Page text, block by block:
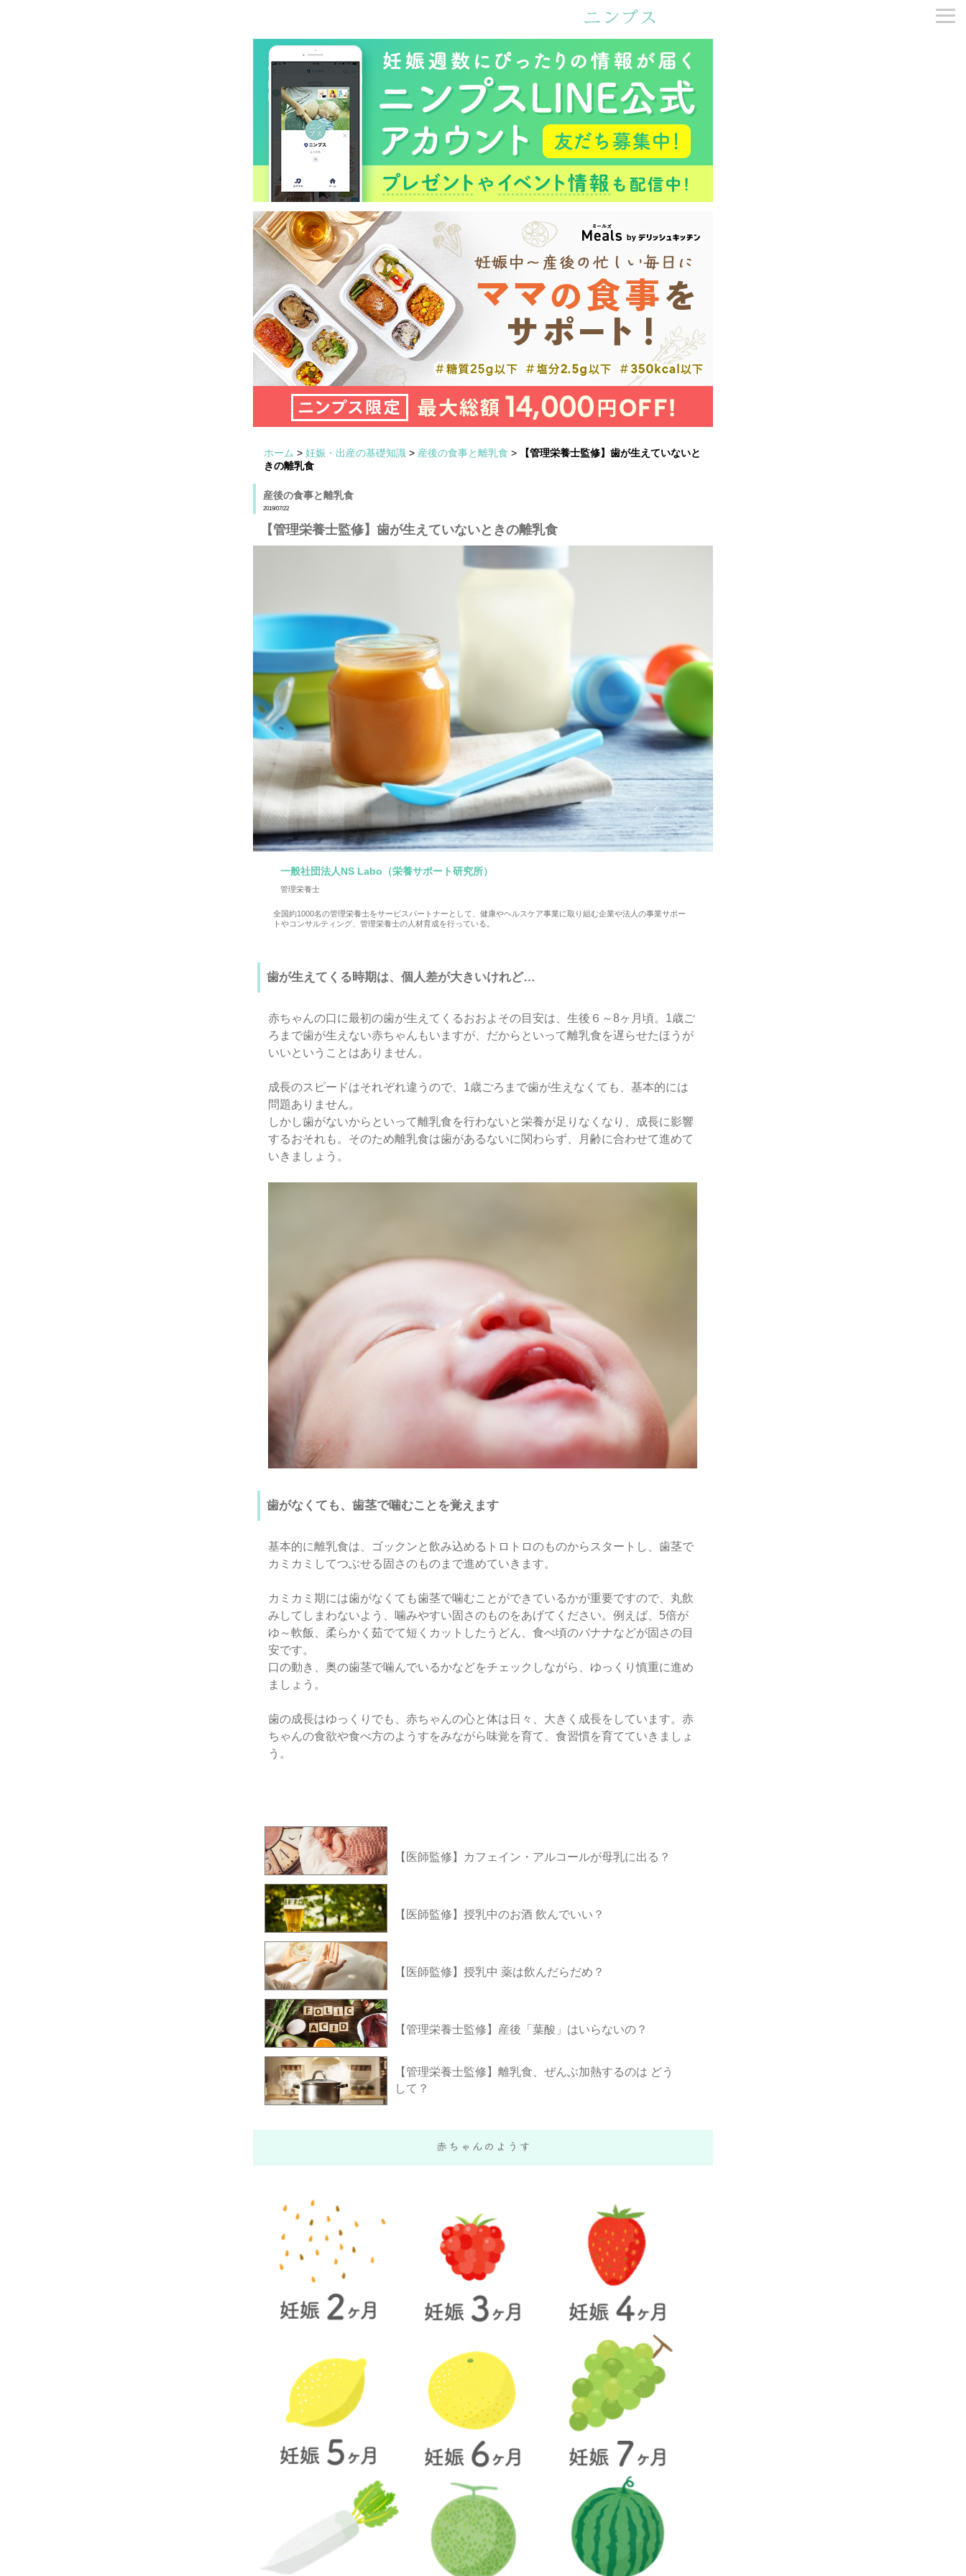
ホーム > 妊娠・出産の基礎知識 > 産後の食事と離乳食 >
【管理栄養士監修】歯が生えていないと
きの離乳食
産後の食事と離乳食
2019/07/22
【管理栄養士監修】歯が生えていないときの離乳食
一般社団法人NS Labo（栄養サポート研究所）
管理栄養士
全国約1000名の管理栄養士をサービスパートナーとして、健康やヘルスケア事業に取り組む企業や法人の事業サポー
トやコンサルティング、管理栄養士の人材育成を行っている。
歯が生えてくる時期は、個人差が大きいけれど…
赤ちゃんの口に最初の歯が生えてくるおおよその目安は、生後６～8ヶ月頃。1歳ご
ろまで歯が生えない赤ちゃんもいますが、だからといって離乳食を遅らせたほうが
いいということはありません。
成長のスピードはそれぞれ違うので、1歳ごろまで歯が生えなくても、基本的には
問題ありません。
しかし歯がないからといって離乳食を行わないと栄養が足りなくなり、成長に影響
するおそれも。そのため離乳食は歯があるないに関わらず、月齢に合わせて進めて
いきましょう。
歯がなくても、歯茎で噛むことを覚えます
基本的に離乳食は、ゴックンと飲み込めるトロトロのものからスタートし、歯茎で
カミカミしてつぶせる固さのものまで進めていきます。
カミカミ期には歯がなくても歯茎で噛むことができているかが重要ですので、丸飲
みしてしまわないよう、噛みやすい固さのものをあげてください。例えば、5倍が
ゆ～軟飯、柔らかく茹でて短くカットしたうどん、食べ頃のバナナなどが固さの目
安です。
口の動き、奥の歯茎で噛んでいるかなどをチェックしながら、ゆっくり慎重に進め
ましょう。
歯の成長はゆっくりでも、赤ちゃんの心と体は日々、大きく成長をしています。赤
ちゃんの食欲や食べ方のようすをみながら味覚を育て、食習慣を育てていきましょ
う。
【医師監修】カフェイン・アルコールが母乳に出る？
【医師監修】授乳中のお酒 飲んでいい？
【医師監修】授乳中 薬は飲んだらだめ？
【管理栄養士監修】産後「葉酸」はいらないの？
【管理栄養士監修】離乳食、ぜんぶ加熱するのは どう
して？